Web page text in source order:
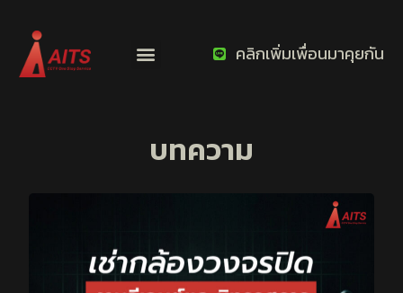
คลิกเพิ่มเพื่อนมาคุยกัน
บทความ